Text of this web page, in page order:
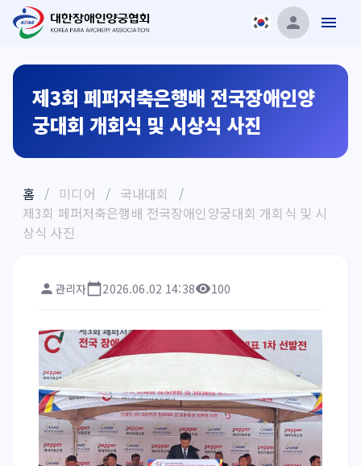
제3회 페퍼저축은행배 전국장애인양
궁대회 개회식 및 시상식 사진
홈 / 미디어 / 국내대회
/
제3회 페퍼저축은행배 전국장애인양궁대회 개회식 및 시
상식 사진
관리자 2026.06.02 14:38 100